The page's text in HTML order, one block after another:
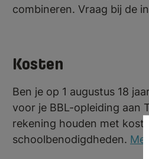
combineren. Vraag bij de
Kosten
Ben je op 1 augustus 18
voor je BBL-opleiding aan
rekening houden met
schoolbenodigdheden.